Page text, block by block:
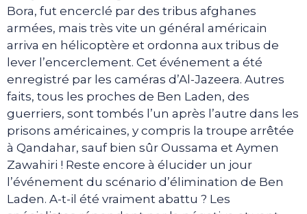
Bora, fut encerclé par des tribus afghanes
armées, mais très vite un général américain
arriva en hélicoptère et ordonna aux tribus de
lever l’encerclement. Cet événement a été
enregistré par les caméras d’Al-Jazeera. Autres
faits, tous les proches de Ben Laden, des
guerriers, sont tombés l’un après l’autre dans les
prisons américaines, y compris la troupe arrêtée
à Qandahar, sauf bien sûr Oussama et Aymen
Zawahiri ! Reste encore à élucider un jour
l’événement du scénario d’élimination de Ben
Laden. A-t-il été vraiment abattu ? Les